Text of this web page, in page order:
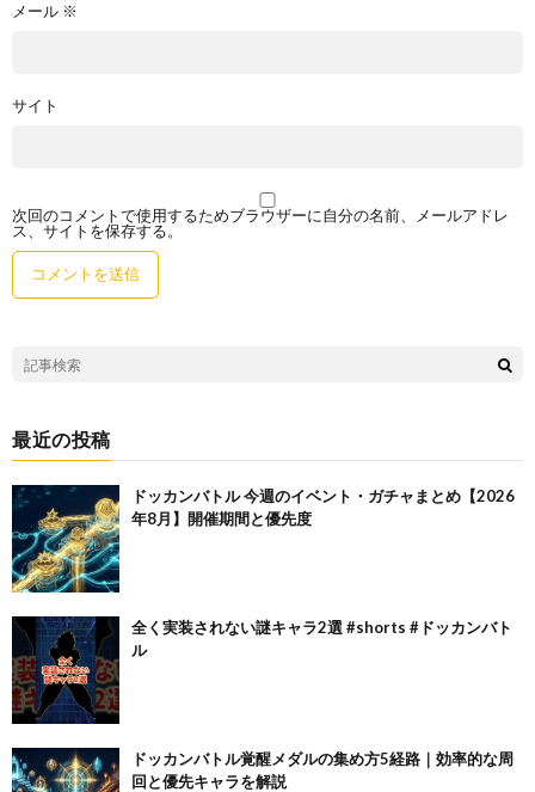
メール ※
サイト
次回のコメントで使用するためブラウザーに自分の名前、メールアドレ
ス、サイトを保存する。
最近の投稿
ドッカンバトル 今週のイベント・ガチャまとめ【2026
年8月】開催期間と優先度
全く実装されない謎キャラ2選 #shorts #ドッカンバト
ル
ドッカンバトル覚醒メダルの集め方5経路｜効率的な周
回と優先キャラを解説